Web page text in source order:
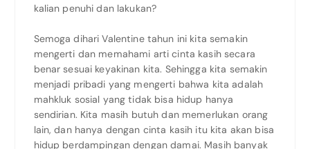
kalian penuhi dan lakukan?
Semoga dihari Valentine tahun ini kita semakin
mengerti dan memahami arti cinta kasih secara
benar sesuai keyakinan kita. Sehingga kita semakin
menjadi pribadi yang mengerti bahwa kita adalah
mahkluk sosial yang tidak bisa hidup hanya
sendirian. Kita masih butuh dan memerlukan orang
lain, dan hanya dengan cinta kasih itu kita akan bisa
hidup berdampingan dengan damai. Masih banyak